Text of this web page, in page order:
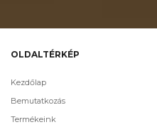
OLDALTÉRKÉP
Kezdőlap
Bemutatkozás
Termékeink